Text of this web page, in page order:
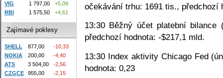
očekávání trhu: 1691 tis., předchozí
13:30 Běžný účet platební
předchozí hodnota: -$217,1 mld.
13:30 Index aktivity Chicago Fed
hodnota: 0,23
VIG
1 797,00
+5,09
RBI
1 575,50 +4,61
Zajímavé poklesy
SHELL 877,00
-10,33
NOKIA
200,00
-4,40
ATS
3 504,00
-2,56
CZGCE
955,00
-2,15